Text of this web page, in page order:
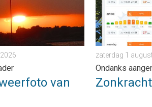
van
zaterdag 1
Ondanks